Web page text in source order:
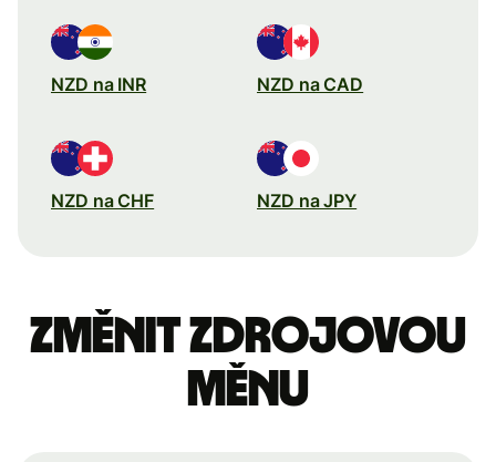
NZD na INR NZD na CAD
NZD na CHF NZD na JPY
Změnit zdrojovou
měnu